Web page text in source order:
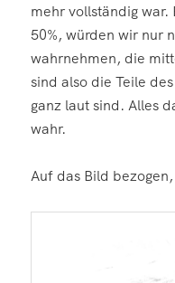
mehr vollständig war.
50%, würden wir nur
wahrnehmen, die
sind also die Teile
ganz laut sind. Alles
wahr.
Auf das Bild bezogen,